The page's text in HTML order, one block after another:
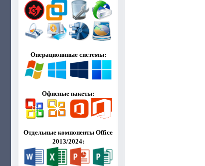
Операционнные системы:
Офисные пакеты:
Отдельные компоненты Office
2013/2024: